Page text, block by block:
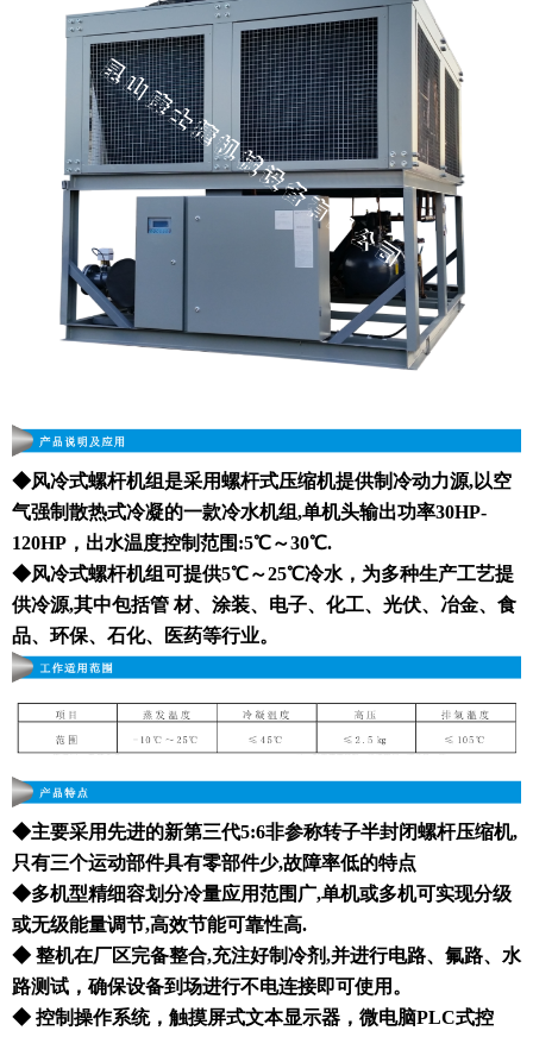
◆风冷式螺杆机组是采用螺杆式压缩机提供制冷动力源,以空
气强制散热式冷凝的一款冷水机组,单机头输出功率30HP-
120HP，出水温度控制范围:5℃～30℃.
◆风冷式螺杆机组可提供5℃～25℃冷水，为多种生产工艺提
供冷源,其中包括管 材、涂装、电子、化工、光伏、冶金、食
品、环保、石化、医药等行业。
◆主要采用先进的新第三代5:6非参称转子半封闭螺杆压缩机,
只有三个运动部件具有零部件少,故障率低的特点
◆多机型精细容划分冷量应用范围广,单机或多机可实现分级
或无级能量调节,高效节能可靠性高.
◆ 整机在厂区完备整合,充注好制冷剂,并进行电路、氟路、水
路测试，确保设备到场进行不电连接即可使用。
◆ 控制操作系统，触摸屏式文本显示器，微电脑PLC式控